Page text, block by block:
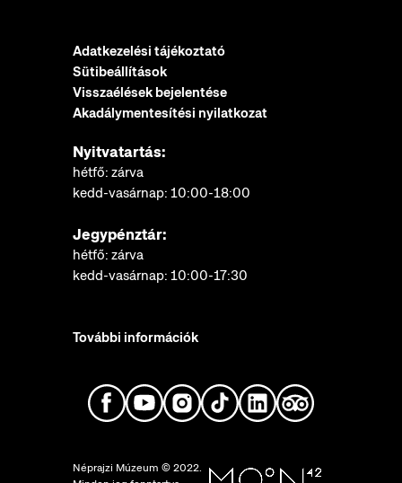
Adatkezelési tájékoztató
Sütibeállítások
Visszaélések bejelentése
Akadálymentesítési nyilatkozat
Nyitvatartás:
hétfő: zárva
kedd-vasárnap: 10:00-18:00
Jegypénztár:
hétfő: zárva
kedd-vasárnap: 10:00-17:30
További információk
Néprajzi Múzeum © 2022.